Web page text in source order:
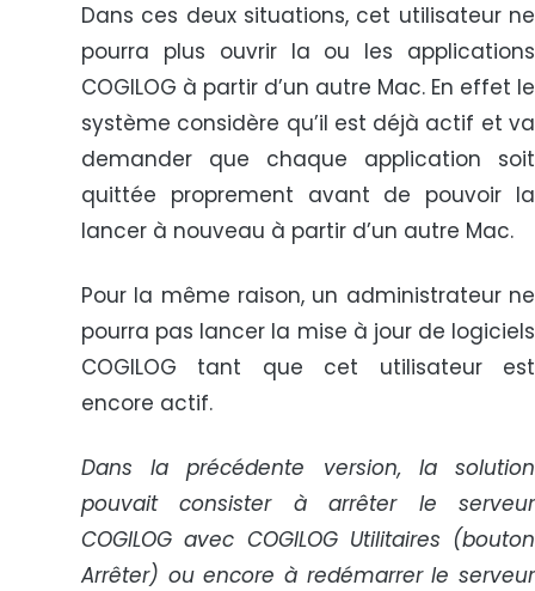
Dans ces deux situations, cet utilisateur ne
pourra plus ouvrir la ou les applications
COGILOG à partir d’un autre Mac. En effet le
système considère qu’il est déjà actif et va
demander que chaque application soit
quittée proprement avant de pouvoir la
lancer à nouveau à partir d’un autre Mac.
Pour la même raison, un administrateur ne
pourra pas lancer la mise à jour de logiciels
COGILOG tant que cet utilisateur est
encore actif.
Dans la précédente version, la solution
pouvait consister à arrêter le serveur
COGILOG avec COGILOG Utilitaires (bouton
Arrêter) ou encore à redémarrer le serveur